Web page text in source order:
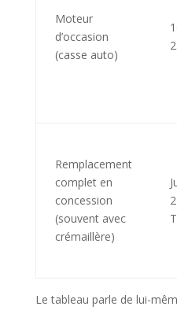
Moteur
d’occasion
(casse auto)
Remplacement
complet en
concession
(souvent avec
crémaillère)
Le tableau parle de lui-